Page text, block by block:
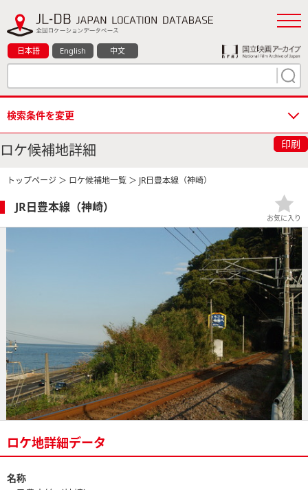
日本語 English 中文
検索条件を変更
ロケ候補地詳細 印刷
トップページ ＞ ロケ候補地一覧 ＞ JR日豊本線（神崎）
JR日豊本線（神崎）
お気に入り
ロケ地詳細データ
名称